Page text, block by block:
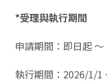
*受理與執行期間
申請期間：即日起
執行期間：2026/1/1